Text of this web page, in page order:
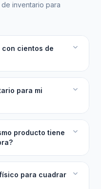
inventario para
con cientos de
para mi
producto tiene
para cuadrar